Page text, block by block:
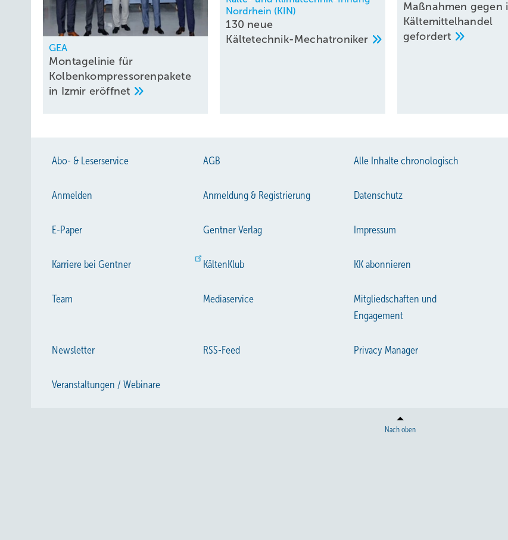
GEA
Montagelinie für
Kolbenkompressorenpakete
in Izmir eröffnet
Nordrhein (KIN)
130 neue
Kältetechnik-Mechatroniker
Maßnahmen gegen
Kältemittelhandel
gefordert
Abo- & Leserservice AGB Alle Inhalte chronologisch
Anmelden Anmeldung & Registrierung Datenschutz
E-Paper Gentner Verlag Impressum
Karriere bei Gentner KältenKlub KK abonnieren
Team Mediaservice
Mitgliedschaften und
Engagement
Newsletter RSS-Feed Privacy Manager
Veranstaltungen / Webinare
Nach oben